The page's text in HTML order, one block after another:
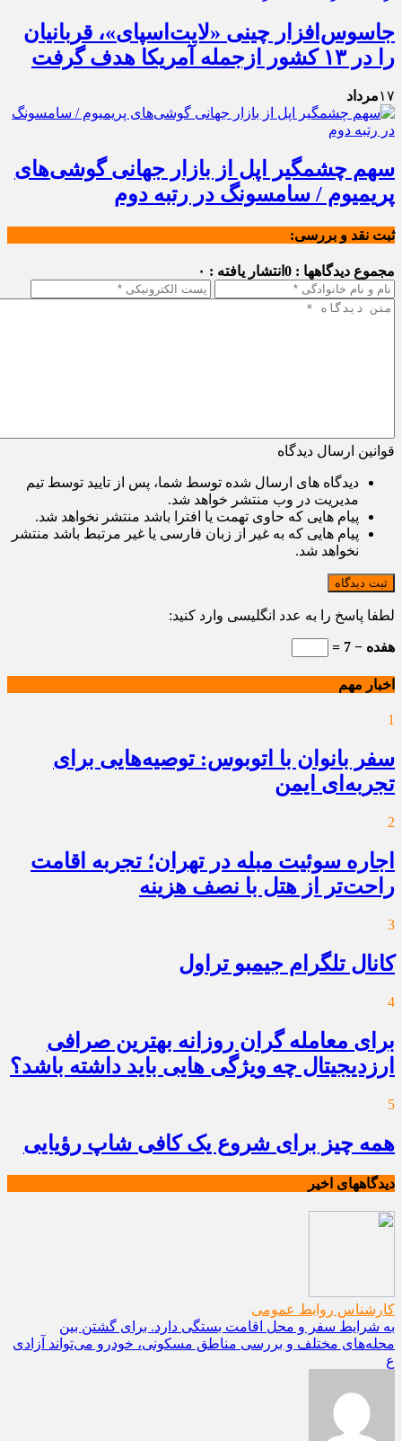
جاسوس‌افزار چینی «لایت‌اسپای»، قربانیان
را در ۱۳ کشور ازجمله آمریکا هدف گرفت
۱۷مرداد
سهم چشمگیر اپل از بازار جهانی گوشی‌های
پریمیوم / سامسونگ در رتبه دوم
ثبت نقد و بررسی:
مجموع دیدگاهها : 0 انتشار یافته : ۰
قوانین ارسال دیدگاه
دیدگاه های ارسال شده توسط شما، پس از تایید توسط تیم
مدیریت در وب منتشر خواهد شد.
پیام هایی که حاوی تهمت یا افترا باشد منتشر نخواهد شد.
پیام هایی که به غیر از زبان فارسی یا غیر مرتبط باشد منتشر
نخواهد شد.
ثبت دیدگاه
لطفا پاسخ را به عدد انگلیسی وارد کنید:
هفده − 7 =
اخبار مهم
1
سفر بانوان با اتوبوس: توصیه‌هایی برای
تجربه‌ای ایمن
2
اجاره سوئیت مبله در تهران؛ تجربه اقامت
راحت‌تر از هتل با نصف هزینه
3
کانال تلگرام جیمبو تراول
4
برای معامله گران روزانه بهترین صرافی
ارزدیجیتال چه ویژگی هایی باید داشته باشد؟
5
همه چیز برای شروع یک کافی شاپ رؤیایی
دیدگاههای اخیر
کارشناس روابط عمومی
به شرایط سفر و محل اقامت بستگی دارد. برای گشتن بین
محله‌های مختلف و بررسی مناطق مسکونی، خودرو می‌تواند آزادی
ع